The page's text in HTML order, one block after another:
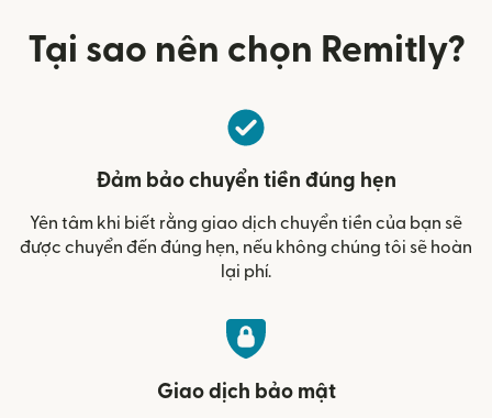
Tại sao nên chọn Remitly?
Đảm bảo chuyển tiền đúng hẹn
Yên tâm khi biết rằng giao dịch chuyển tiền của bạn sẽ
được chuyển đến đúng hẹn, nếu không chúng tôi sẽ hoàn
lại phí.
Giao dịch bảo mật